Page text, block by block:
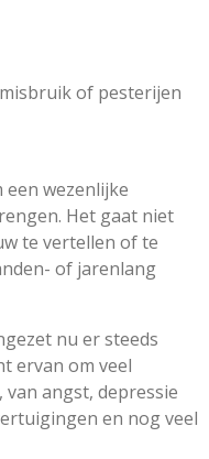
of pesterijen
een wezenlijke
Het gaat niet
te vertellen of te
of jarenlang
nu er steeds
ervan om veel
angst, depressie
en nog veel